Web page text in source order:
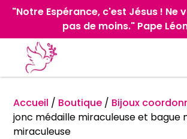
"Notre Espérance, c'est Jésus ! Ne
pas de moins." Pape
Accueil / Boutique / Bijoux
jonc médaille miraculeuse et bague
miraculeuse